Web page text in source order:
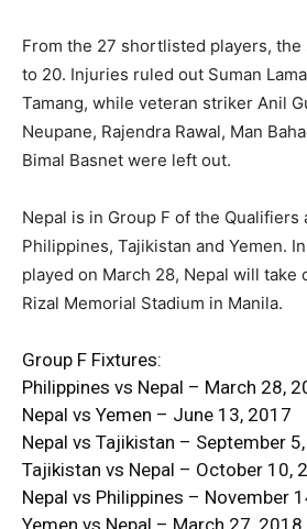
From the 27 shortlisted players, the
to 20. Injuries ruled out Suman
Tamang, while veteran striker Anil
Neupane, Rajendra Rawal, Man
Bimal Basnet were left out.
Nepal is in Group F of the Qualifiers
Philippines, Tajikistan and Yemen.
played on March 28, Nepal will take
Rizal Memorial Stadium in Manila.
Group F Fixtures:
Philippines vs Nepal – March 28,
Nepal vs Yemen – June 13, 2017
Nepal vs Tajikistan – September
Tajikistan vs Nepal – October 10,
Nepal vs Philippines – November
Yemen vs Nepal – March 27, 2018